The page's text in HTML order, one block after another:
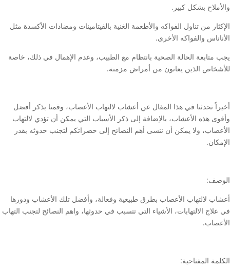
والأملاح بشكل كبير.
الإكثار من تناول الفواكه والأطعمة الغنية بالفيتامينات ومضادات الأكسدة مثل
الأناناس والفواكه الأخرى.
يجب متابعة الحالة الصحية بانتظام مع الطبيب، وعدم الإهمال في ذلك، خاصة
للأشخاص الذين يعانون من أمراض مزمنة.
أخيراً تحدثنا في هذا المقال عن أعشاب لالتهاب الأعصاب، وقمنا بذكر أفضل
وأقوى هذه الأعشاب، بالإضافة إلى ذكر الأسباب التي يمكن أن تؤدي لالتهاب
الأعصاب، ولا يمكن أن ننسى أهم النصائح إلى حضراتكم لتجنب حدوثه بقدر
الإمكان.
الوصف:
أعشاب لالتهاب الأعصاب بطرق طبيعية وفعالة، وأفضل تلك الأعشاب ودورها
في علاج الالتهابات، الأشياء التي تتسبب في حدوثها، واهم النصائح لتجنب التهاب
الأعصاب.
الكلمة المفتاحية: